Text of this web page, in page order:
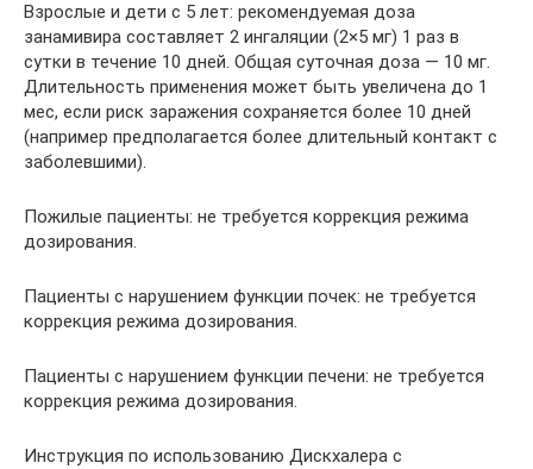
Взрослые и дети с 5 лет: рекомендуемая доза
занамивира составляет 2 ингаляции (2×5 мг) 1 раз в
сутки в течение 10 дней. Общая суточная доза — 10 мг.
Длительность применения может быть увеличена до 1
мес, если риск заражения сохраняется более 10 дней
(например предполагается более длительный контакт с
заболевшими).
Пожилые пациенты: не требуется коррекция режима
дозирования.
Пациенты с нарушением функции почек: не требуется
коррекция режима дозирования.
Пациенты с нарушением функции печени: не требуется
коррекция режима дозирования.
Инструкция по использованию Дискхалера с